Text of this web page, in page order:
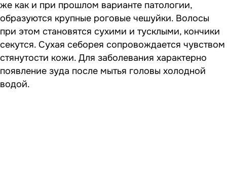
же как и при прошлом варианте патологии,
образуются крупные роговые чешуйки. Волосы
при этом становятся сухими и тусклыми, кончики
секутся. Сухая себорея сопровождается чувством
стянутости кожи. Для заболевания характерно
появление зуда после мытья головы холодной
водой.